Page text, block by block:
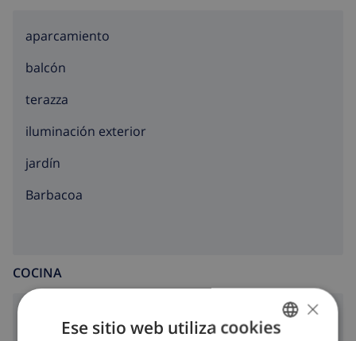
aparcamiento
balcón
terazza
iluminación exterior
jardín
barbacoa
COCINA
placa de cocina con 4 hornillos
×
Ese sitio web utiliza cookies